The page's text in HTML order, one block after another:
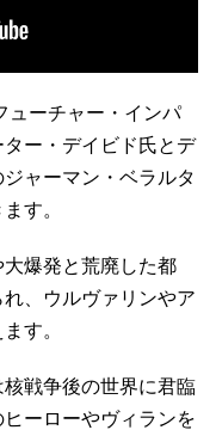
ューチャー・インパ
ー・デイビド氏とデ
ャーマン・ベラルタ
す。
爆発と荒廃した都
、ウルヴァリンやア
す。
核戦争後の世界に君臨
ーローやヴィランを